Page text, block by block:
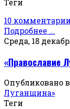
Теги
10 комментарии
Подробнее ...
Среда, 18
«Православие
Опубликовано в
Луганщина»
Теги